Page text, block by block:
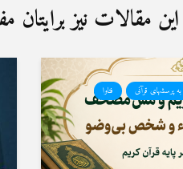
مقالات نیز برایتان
به پرسشهای قرآنی
فتاوا